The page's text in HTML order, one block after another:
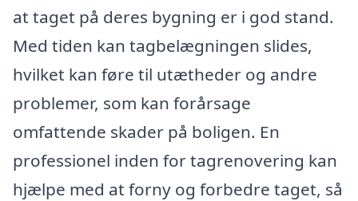
at taget på deres bygning er i god stand.
Med tiden kan tagbelægningen slides,
hvilket kan føre til utætheder og andre
problemer, som kan forårsage
omfattende skader på boligen. En
professionel inden for tagrenovering kan
hjælpe med at forny og forbedre taget, så